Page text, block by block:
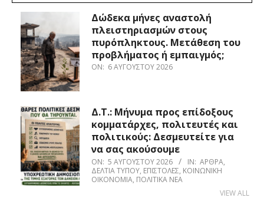
Δώδεκα μήνες αναστολή
πλειστηριασμών στους
πυρόπληκτους. Μετάθεση του
προβλήματος ή εμπαιγμός;
ON: 6 ΑΥΓΟΎΣΤΟΥ 2026
Δ.Τ.: Μήνυμα προς επίδοξους
κομματάρχες, πολιτευτές και
πολιτικούς: Δεσμευτείτε για
να σας ακούσουμε
ON: 5 ΑΥΓΟΎΣΤΟΥ 2026 IN: ΆΡΘΡΑ,
ΔΕΛΤΊΑ ΤΎΠΟΥ, ΕΠΙΣΤΟΛΈΣ, ΚΟΙΝΩΝΙΚΉ
ΟΙΚΟΝΟΜΊΑ, ΠΟΛΙΤΙΚΆ ΝΈΑ
VIEW ALL